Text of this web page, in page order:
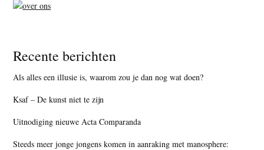
Recente berichten
Als alles een illusie is, waarom zou je dan nog wat doen?
Ksaf – De kunst niet te zijn
Uitnodiging nieuwe Acta Comparanda
Steeds meer jonge jongens komen in aanraking met manosphere: